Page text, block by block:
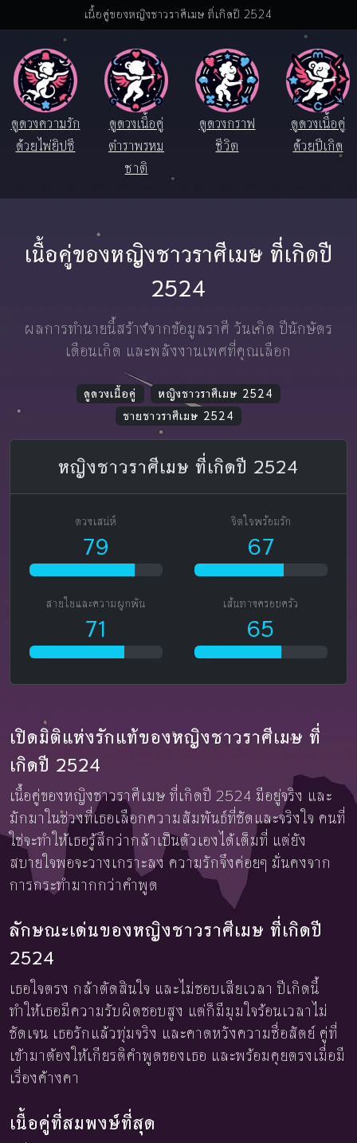
เนื้อคู่ของหญิงชาวราศีเมษ ที่เกิดปี 2524
ดูดวงความรัก
ด้วยไพ่ยิปซี
ดูดวงเนื้อคู่
ตำราพรหม
ชาติ
ดูดวงกราฟ
ชีวิต
ดูดวงเนื้อคู่
ด้วยปีเกิด
เนื้อคู่ของหญิงชาวราศีเมษ ที่เกิดปี
2524
ผลการทำนายนี้สร้างจากข้อมูลราศี วันเกิด ปีนักษัตร
เดือนเกิด และพลังงานเพศที่คุณเลือก
ดูดวงเนื้อคู่
หญิงชาวราศีเมษ 2524
ชายชาวราศีเมษ 2524
หญิงชาวราศีเมษ ที่เกิดปี 2524
ดวงเสน่ห์
79
จิตใจพร้อมรัก
67
สายใยและความผูกพัน
71
เส้นทางครอบครัว
65
เปิดมิติแห่งรักแท้ของหญิงชาวราศีเมษ ที่
เกิดปี 2524
เนื้อคู่ของหญิงชาวราศีเมษ ที่เกิดปี 2524 มีอยู่จริง และ
มักมาในช่วงที่เธอเลือกความสัมพันธ์ที่ชัดและจริงใจ คนที่
ใช่จะทำให้เธอรู้สึกว่ากล้าเป็นตัวเองได้เต็มที่ แต่ยัง
สบายใจพอจะวางเกราะลง ความรักจึงค่อยๆ มั่นคงจาก
การกระทำมากกว่าคำพูด
ลักษณะเด่นของหญิงชาวราศีเมษ ที่เกิดปี
2524
เธอใจตรง กล้าตัดสินใจ และไม่ชอบเสียเวลา ปีเกิดนี้
ทำให้เธอมีความรับผิดชอบสูง แต่ก็มีมุมใจร้อนเวลาไม่
ชัดเจน เธอรักแล้วทุ่มจริง และคาดหวังความซื่อสัตย์ คู่ที่
เข้ามาต้องให้เกียรติคำพูดของเธอ และพร้อมคุยตรงเมื่อมี
เรื่องค้างคา
เนื้อคู่ที่สมพงษ์ที่สุด